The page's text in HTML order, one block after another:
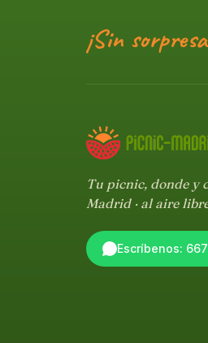
¡Sin
Tu picnic, donde y
Madrid · al aire
Escríbenos: